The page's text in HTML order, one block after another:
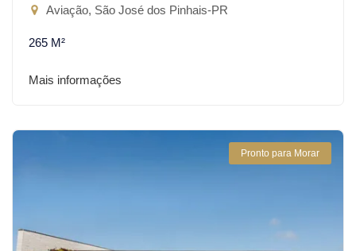
Aviação, São José dos Pinhais-PR
265 M²
Mais informações
Pronto para Morar